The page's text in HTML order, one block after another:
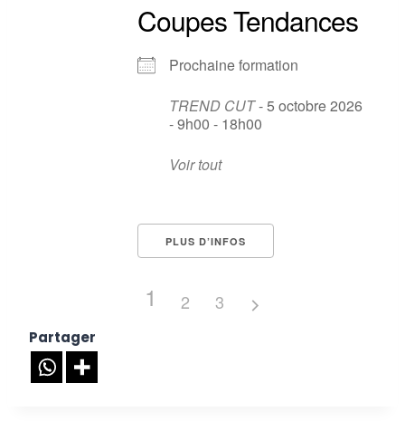
Coupes Tendances
Prochaine formation
TREND CUT- 5 octobre 2026
- 9h00 - 18h00
Voir tout
PLUS D’INFOS
1 2 3
Partager